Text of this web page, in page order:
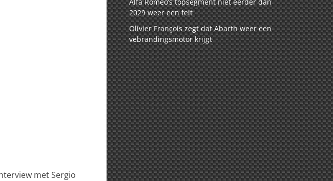
met Sergio
2029 weer een feit
Olivier François zegt dat Abarth weer een
vebrandingsmotor krijgt